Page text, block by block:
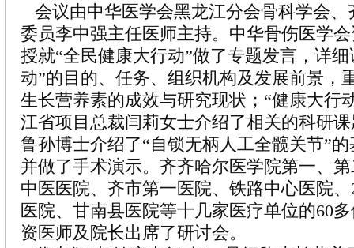
会议由中华医学会黑龙江分会骨科学会、
委员李中强主任医师主持。中华骨伤医学
授就“全民健康大行动”做了专题发言，详
动”的目的、任务、组织机构及发展前景，
生长营养素的成效与研究现状；“健康大行
江省项目总裁闫莉女士介绍了相关的科研
鲁孙博士介绍了“自锁无柄人工全髋关节”
并做了手术演示。齐齐哈尔医学院第一、
中医医院、齐市第一医院、铁路中心医院
医院、甘南县医院等十几家医疗单位的60
资医师及院长出席了研讨会。